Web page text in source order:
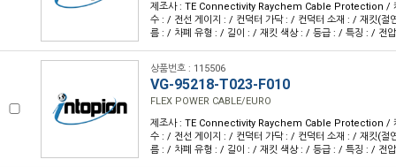
제조사 : TE Connectivity Raychem Cable Protection /
수 : / 전선 게이지 : / 컨덕터 가닥 : / 컨덕터 소재 : / 재킷(절
름 : / 차폐 유형 : / 길이 : / 재킷 색상 : / 등급 : / 특징 : / 전
상품번호 : 115506
VG-95218-T023-F010
FLEX POWER CABLE/EURO
제조사 : TE Connectivity Raychem Cable Protection /
수 : / 전선 게이지 : / 컨덕터 가닥 : / 컨덕터 소재 : / 재킷(절
름 : / 차폐 유형 : / 길이 : / 재킷 색상 : / 등급 : / 특징 : / 전